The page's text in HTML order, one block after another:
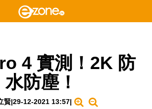
4 實測！2K 防
水防塵！
賢|29-12-2021 13:57|